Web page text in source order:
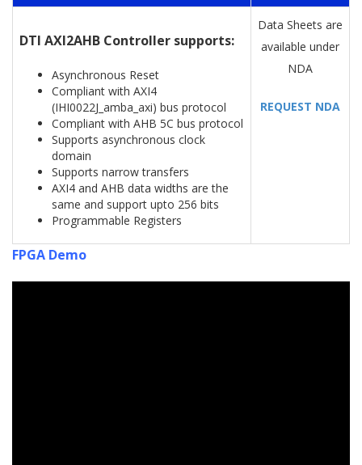
DTI AXI2AHB Controller supports:
Asynchronous Reset
Compliant with AXI4
(IHI0022J_amba_axi) bus protocol
Compliant with AHB 5C bus protocol
Supports asynchronous clock
domain
Supports narrow transfers
AXI4 and AHB data widths are the
same and support upto 256 bits
Programmable Registers
Data Sheets are
available under
NDA
REQUEST NDA
FPGA Demo